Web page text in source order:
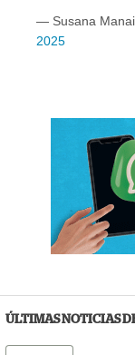
— Susana
2025
ÚLTIMAS NOTICIAS